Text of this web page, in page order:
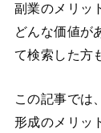
副業のメリッ
どんな価値が
て検索した方
この記事では
形成のメリッ